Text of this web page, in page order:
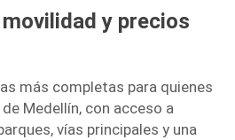
y precios
más completas para quienes
Medellín, con acceso a
vías principales y una